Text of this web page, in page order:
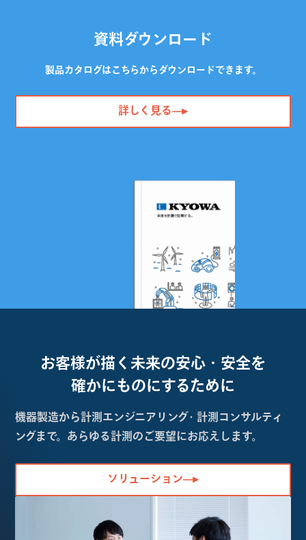
資料ダウンロード
製品カタログはこちらからダウンロードできます。
詳しく見る
お客様が描く未来の安心・安全を
確かにものにするために
機器製造から計測エンジニアリング・計測コンサルティ
ングまで。あらゆる計測のご要望にお応えします。
ソリューション